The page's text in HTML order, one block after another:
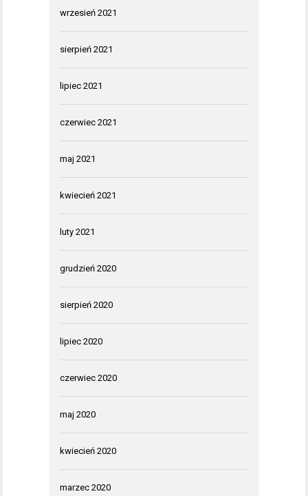
wrzesień 2021
sierpień 2021
lipiec 2021
czerwiec 2021
maj 2021
kwiecień 2021
luty 2021
grudzień 2020
sierpień 2020
lipiec 2020
czerwiec 2020
maj 2020
kwiecień 2020
marzec 2020